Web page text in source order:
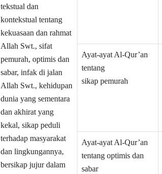
tekstual dan
kontekstual tentang
kekuasaan dan rahmat
Allah Swt., sifat
pemurah, optimis dan
sabar, infak di jalan
Allah Swt., kehidupan
dunia yang sementara
dan akhirat yang
kekal, sikap peduli
terhadap masyarakat
dan lingkungannya,
bersikap jujur dalam
Ayat-ayat Al-Qur’an
tentang
sikap pemurah
Ayat-ayat Al-Qur’an
tentang optimis dan
sabar